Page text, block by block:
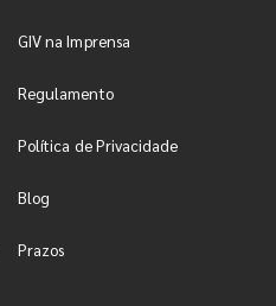
GIV na Imprensa
Regulamento
Política de Privacidade
Blog
Prazos